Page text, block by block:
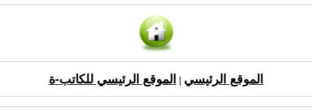
الموقع الرئيسي الموقع الرئيسي للكاتب-ة